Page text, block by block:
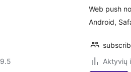
Web push
Android,
Aktyvių